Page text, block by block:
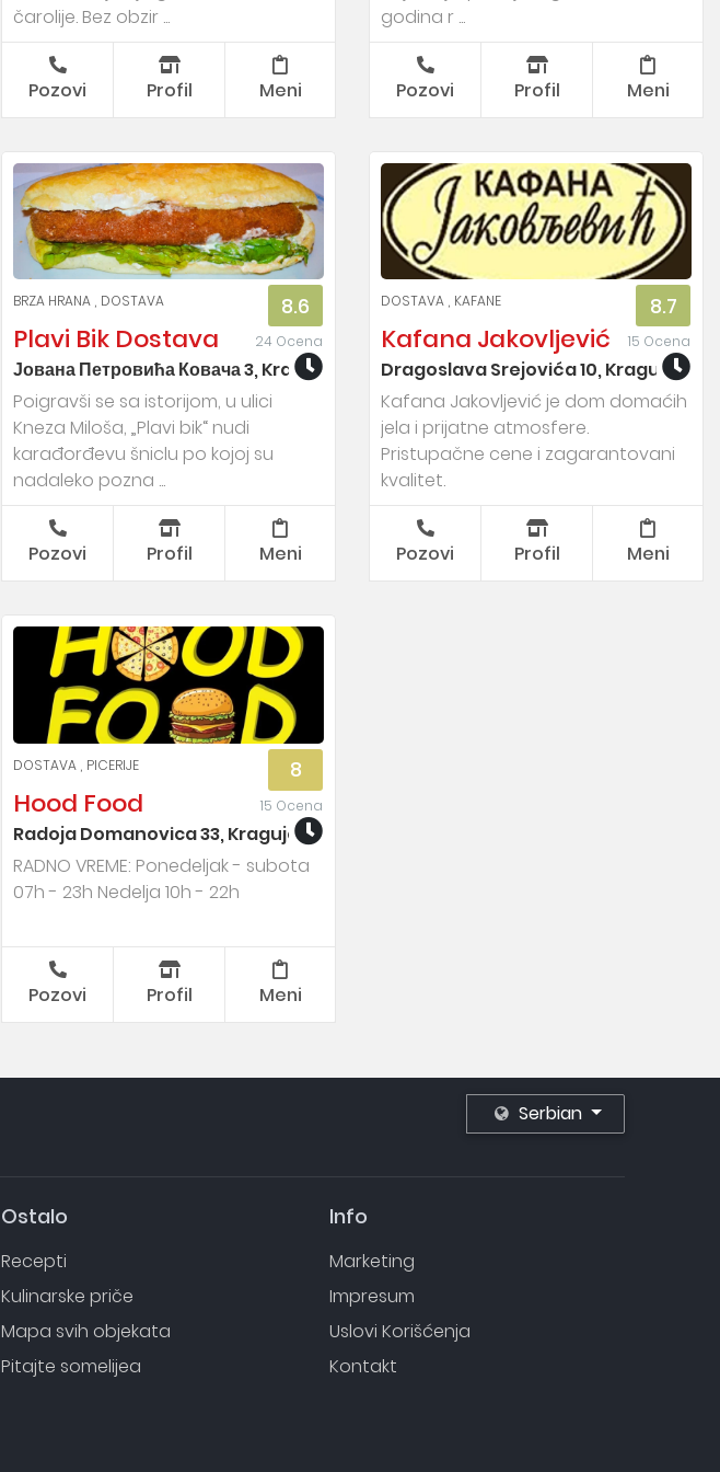
čarolije. Bez obzir ...
Pozovi Profil Meni
godina r ...
Pozovi Profil Meni
8.6
24 Ocena
BRZA HRANA DOSTAVA
Plavi Bik Dostava
Јована Петровића Ковача 3, Kragujevac
Poigravši se sa istorijom, u ulici
Kneza Miloša, „Plavi bik“ nudi
karađorđevu šniclu po kojoj su
nadaleko pozna ...
Pozovi Profil Meni
8.7
15 Ocena
DOSTAVA KAFANE
Kafana Jakovljević
Dragoslava Srejovića 10, Kragujevac
Kafana Jakovljević je dom domaćih
jela i prijatne atmosfere.
Pristupačne cene i zagarantovani
kvalitet.
Pozovi Profil Meni
8
15 Ocena
DOSTAVA PICERIJE
Hood Food
Radoja Domanovica 33, Kragujevac
RADNO VREME: Ponedeljak - subota
07h - 23h Nedelja 10h - 22h
Pozovi Profil Meni
Serbian
Ostalo
Recepti
Kulinarske priče
Mapa svih objekata
Pitajte somelijea
Info
Marketing
Impresum
Uslovi Korišćenja
Kontakt